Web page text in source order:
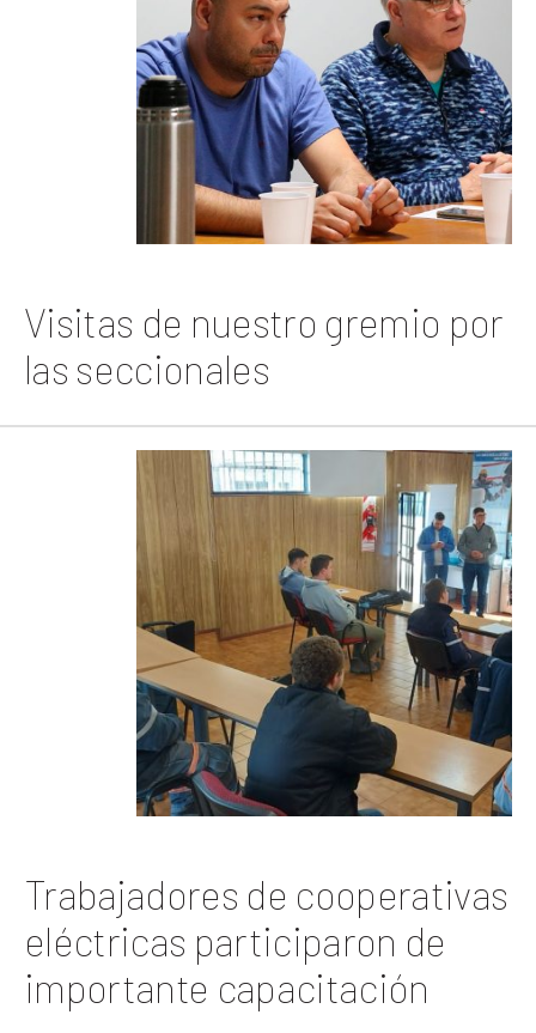
Visitas de nuestro gremio por
las seccionales
Trabajadores de cooperativas
eléctricas participaron de
importante capacitación